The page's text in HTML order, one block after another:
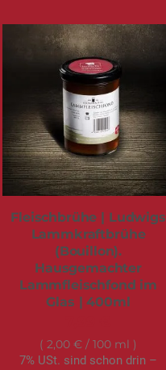
Fleischbrühe | Ludwigs
Lammkraftbrühe
(Bouillon).
Hausgemachter
Lammfleischfond im
Glas | 400ml
2,00 € / 100 ml
7% USt. sind schon drin –